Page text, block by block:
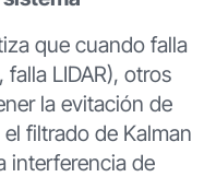
que cuando falla
LIDAR), otros
la evitación de
filtrado de Kalman
interferencia de